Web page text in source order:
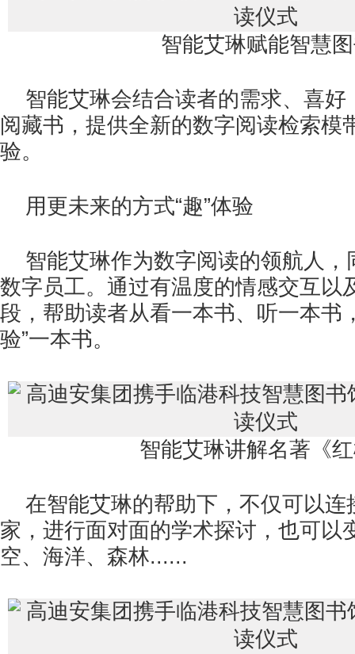
智能艾琳赋能智慧
智能艾琳会结合读者的需求、喜好
阅藏书，提供全新的数字阅读检索模
验。
用更未来的方式“趣”体验
智能艾琳作为数字阅读的领航人，
数字员工。通过有温度的情感交互以
段，帮助读者从看一本书、听一本书
验”一本书。
智能艾琳讲解名著《
在智能艾琳的帮助下，不仅可以连
家，进行面对面的学术探讨，也可以
空、海洋、森林......